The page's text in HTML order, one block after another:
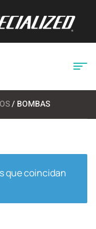
/ BOMBAS
que coincidan